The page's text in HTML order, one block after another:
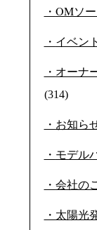
OMソ
イベント
オーナ
(314)
お知ら
モデル
会社の
太陽光